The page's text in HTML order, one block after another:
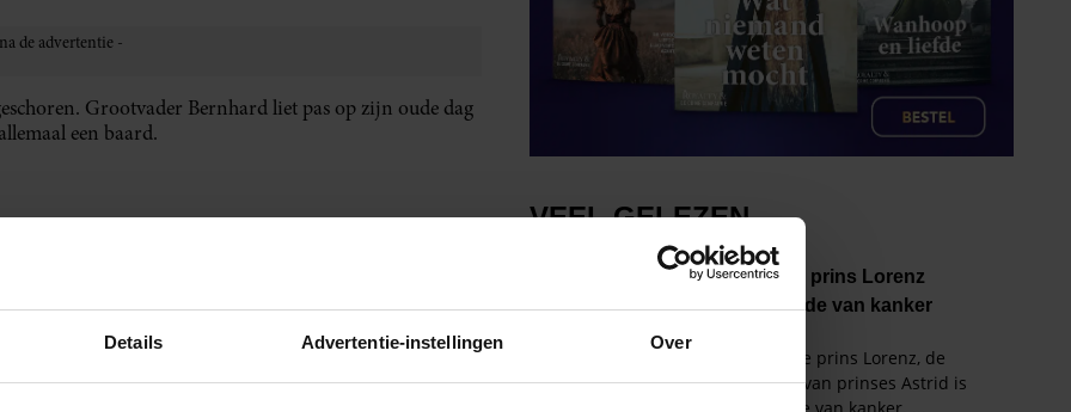
Details Advertentie-instellingen Over
Grootvader Bernhard liet pas op zijn oude dag
een baard.